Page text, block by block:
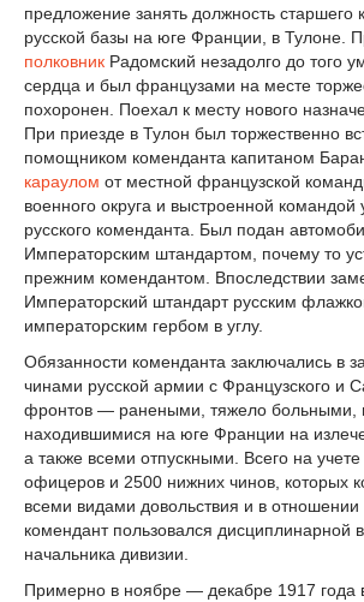
предложение занять должность старшего
русской базы на юге Франции, в Тулоне.
полковник Радомский незадолго до того
сердца и был французами на месте
похоронен. Поехал к месту нового
При приезде в Тулон был торжественно
помощником коменданта капитаном
караулом от местной французской
военного округа и выстроенной командой
русского коменданта. Был подан
Императорским штандартом, почему то
прежним комендантом. Впоследствии
Императорский штандарт русским
императорским гербом в углу.
Обязанности коменданта заключались в
чинами русской армии с Французского и
фронтов — ранеными, тяжело больными,
находившимися на юге Франции на
а также всеми отпускными. Всего на
офицеров и 2500 нижних чинов, которых
всеми видами довольствия и в отношении
комендант пользовался дисциплинарной
начальника дивизии.
Примерно в ноябре — декабре 1917 года